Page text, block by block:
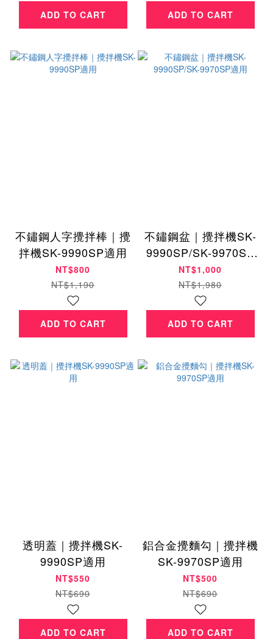
ADD TO CART ADD TO CART
不鏽鋼人字攪拌棒｜攪
拌機SK-9990SP適用
NT$800
NT$1,190
ADD TO CART
不鏽鋼盆｜攪拌機SK-
9990SP/SK-9970SP
適用
NT$1,000
NT$1,980
ADD TO CART
透明蓋｜攪拌機SK-
9990SP適用
NT$550
NT$690
ADD TO CART
鋁合金攪麵勾｜攪拌機
SK-9970SP適用
NT$500
NT$690
ADD TO CART